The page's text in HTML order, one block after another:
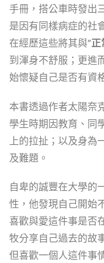
手冊，搭公車時發出
是因有同樣病症的社
在經歷這些將其與”正
到渾身不舒服；更進
始懷疑自己是否有資
本書透過作者太陽奈
學生時期因教育、同
上的拉扯；以及身為
及難題。
自卑的誠豐在大學的
性，他發現自己開始
喜歡與愛這件事是否
牧分享自己過去的故
但喜歡一個人這件事